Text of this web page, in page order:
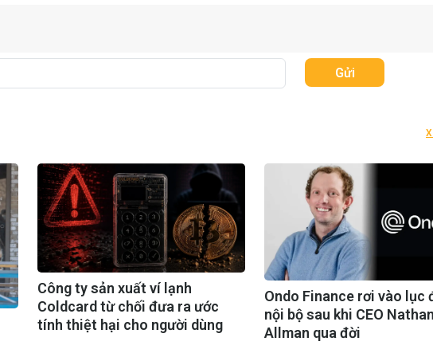
Gửi
Công ty sản xuất ví lạnh
Coldcard từ chối đưa ra ước
tính thiệt hại cho người dùng
Ondo Finance rơi vào lục
nội bộ sau khi CEO Nathan
Allman qua đời